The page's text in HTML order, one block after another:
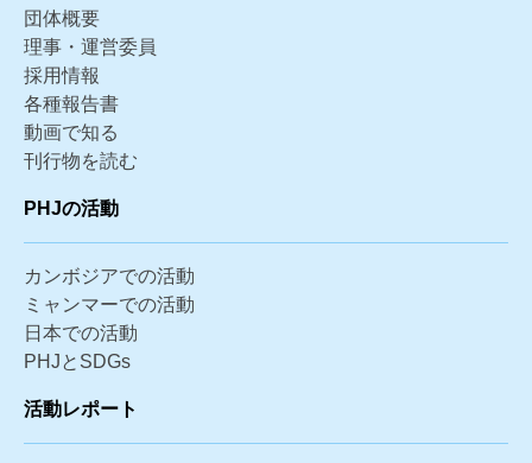
団体概要
理事・運営委員
採用情報
各種報告書
動画で知る
刊行物を読む
PHJの活動
カンボジアでの活動
ミャンマーでの活動
日本での活動
PHJとSDGs
活動レポート